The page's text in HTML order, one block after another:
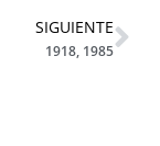
SIGUIENTE
1918, 1985